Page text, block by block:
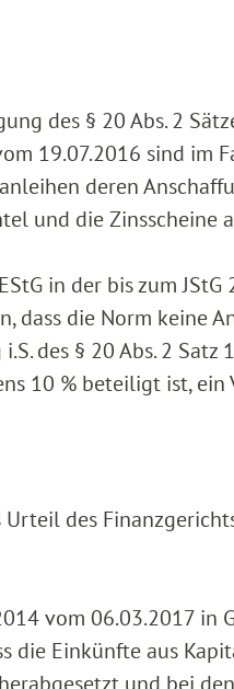
des § 20 Abs. 2
19.07.2016 sind im
deren
und die Zinsscheine
in der bis zum
dass die Norm keine
des § 20 Abs. 2 Satz
10 % beteiligt ist, ein
des
vom 06.03.2017 in
die Einkünfte aus
und bei